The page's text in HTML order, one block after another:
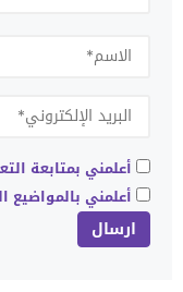
أعلمني بمتابعة
أعلمني بالمواضيع